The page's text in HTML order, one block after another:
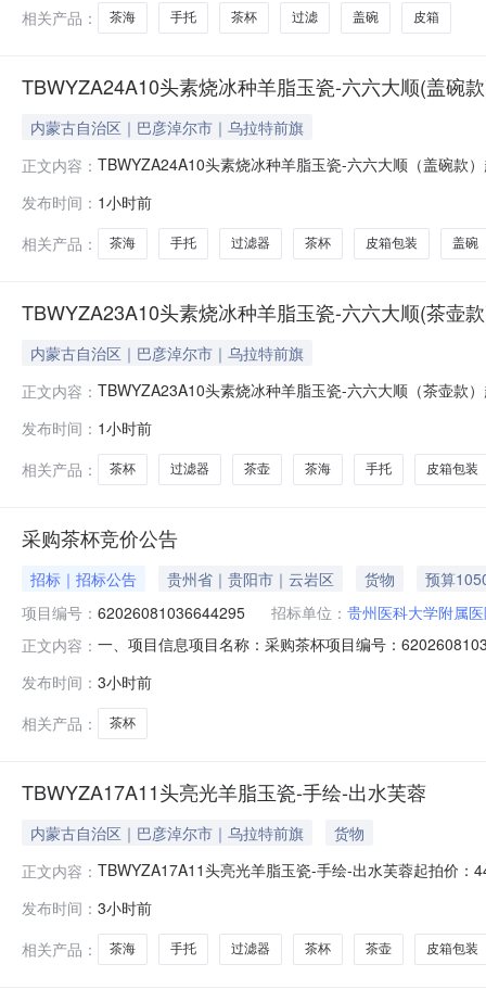
相关产品：
茶海 手托 茶杯 过滤 盖碗 皮箱
TBWYZA24A10头素烧冰种羊脂玉瓷-六六大顺(盖碗
内蒙古自治区｜巴彦淖尔市｜乌拉特前旗
正文内容： TBWYZA24A10头素烧冰种羊脂玉瓷-六六大顺（盖碗款
然光下可透五指，品茶体验极佳。3.采用纯瓷一体过滤
发布时间： 1小时前
相关产品：
茶海 手托 过滤器 茶杯 皮箱包装 盖碗
TBWYZA23A10头素烧冰种羊脂玉瓷-六六大顺(茶壶
内蒙古自治区｜巴彦淖尔市｜乌拉特前旗
正文内容： TBWYZA23A10头素烧冰种羊脂玉瓷-六六大顺（茶壶款
然光下可透五指，品茶体验极佳。3.采用纯瓷一体过滤
发布时间： 1小时前
相关产品：
茶杯 过滤器 茶壶 茶海 手托 皮箱包装
采购茶杯竞价公告
招标｜招标公告 贵州省｜贵阳市｜云岩区 货物
预算
项目编号： 62026081036644295 招标单位： 贵州医科大学附属
正文内容： 一、项目信息项目名称：采购茶杯项目编号：
次要参数要求:参数:详见采购清单。;30个1050.00-买家
发布时间： 3小时前
相关产品：
茶杯
TBWYZA17A11头亮光羊脂玉瓷-手绘-出水芙蓉
内蒙古自治区｜巴彦淖尔市｜乌拉特前旗
货物
正文内容： TBWYZA17A11头亮光羊脂玉瓷-手绘-出水芙蓉起拍价
5.画师纯手工绘制花色，立体感好，色彩鲜艳
发布时间： 3小时前
相关产品：
茶海 手托 过滤器 茶杯 茶壶 皮箱包装